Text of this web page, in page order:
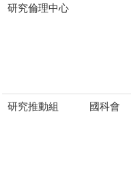
研究倫理中心
研究推動組 國科會